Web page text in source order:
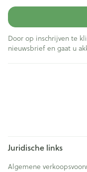
Door op inschrijven te
nieuwsbrief en gaat u
Juridische links
Algemene